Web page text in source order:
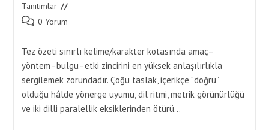
Tanıtımlar
Post 0 Yorum
Tez özeti sınırlı kelime/karakter kotasında amaç–
yöntem–bulgu–etki zincirini en yüksek anlaşılırlıkla
sergilemek zorundadır. Çoğu taslak, içerikçe “doğru”
olduğu hâlde yönerge uyumu, dil ritmi, metrik görünürlüğü
ve iki dilli paralellik eksiklerinden ötürü…